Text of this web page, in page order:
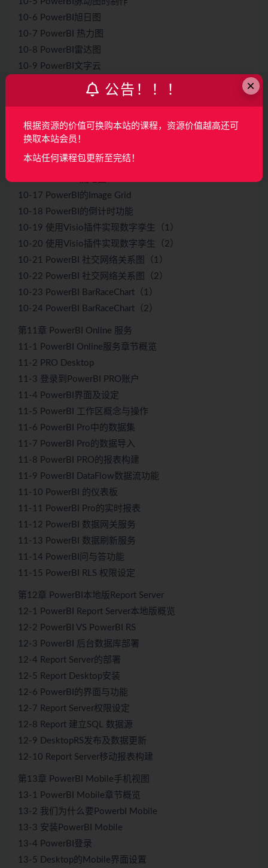
10-6 PowerBI旭日图
10-7 PowerBI 热力图
10-8 PowerBI雷达图
10-9 PowerBI文字云
10-10 PowerBI的桑基图的构建
10-11 PowerBI的盒须图
10-13 PowerBI 网络关系图
10-15 PowerBI的弦图
10-17 PowerBI的Image Grid
10-18 PowerBI的倒计时功能
10-19 使用Visio插件实现数字孪生（1）
10-20 使用Visio插件实现数字孪生（2）
10-21 PowerBI 社交网络关系图（1）
10-22 PowerBI 社交网络关系图（2）
10-23 PowerBI BarRaceChart（1）
10-24 PowerBI BarRaceChart（2）
第11章 PowerBI Online 服务
11-1 PowerBI Online服务章节概览
11-2 PRO Desktop
11-3 登录到PowerBI PRO账户
11-4 PowerBI界面及设定
11-5 PowerBI 工作区概念与操作
11-6 PowerBI Pro中的数据集
11-7 PowerBI Pro的数据导入
11-8 PowerBI PRO的报表构建
11-9 PowerBI DataFlow数据流功能
11-10 PowerBI 的仪表板
11-11 PowerBI Pro的实时报表
11-12 PowerBI 数据网关服务
11-13 PowerBI 数据刷新服务
11-14 PowerBI问与答功能
11-15 PowerBI RLS 权限设定
第12章 PowerBI本地版Report Server
12-1 PowerBI Report Server本地版概览
12-2 PowerBI VS PowerBI RS
12-3 PowerBI 后台数据库部署
12-4 Report Server的部署
12-5 Report Desktop安装
12-6 PowerBI的界面与功能
12-7 Report Server权限设定
12-8 Report 建立SQL 数据源
12-9 DesktopRS发布及数据更新
12-10 Report Server移动报表构建
第13章 PowerBI Mobile手机视图
13-1 PowerBI Mobile章节概览
13-2 我们为什么要PowerbI Mobile
13-3 安装PowerBI Mobile
13-4 PowerBI登录
13-5 Desktop的Mobile界面设置
×
公告！！！
根据资源的价值可换购本站的课程，资源价值越高还可
换取本站会员！
本站任何课程包更新至完结！